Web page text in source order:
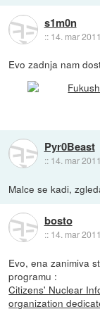
s1m0n
:: 14. mar
Evo zadnja nam
Pyr0Beast
:: 14. mar
Malce se kadi,
bosto
:: 14. mar
Evo, ena zanimiva
programu :
Citizens' Nuclear
organization